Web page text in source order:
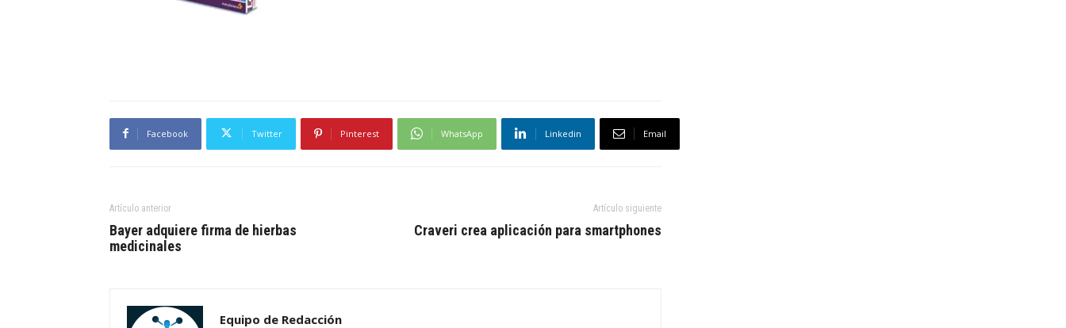
Facebook Twitter Pinterest WhatsApp Linkedin Email
Artículo anterior
Bayer adquiere firma de hierbas
medicinales
Artículo siguiente
Craveri crea aplicación para smartphones
Equipo de Redacción